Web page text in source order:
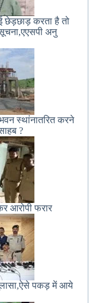
छेड़छाड़ करता है तो
अनु
भवन स्थांनातरित करने
?
आरोपी फरार
पकड़ में आये